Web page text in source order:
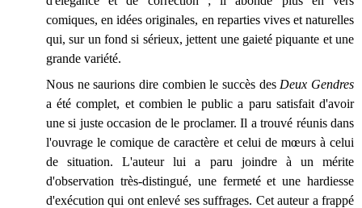
comiques, en idées originales, en reparties vives et naturelles
qui, sur un fond si sérieux, jettent une gaieté piquante et une
grande variété.
Nous ne saurions dire combien le succès des Deux Gendres
a été complet, et combien le public a paru satisfait d'avoir
une si juste occasion de le proclamer. Il a trouvé réunis dans
l'ouvrage le comique de caractère et celui de mœurs à celui
de situation. L'auteur lui a paru joindre à un mérite
d'observation très-distingué, une fermeté et une hardiesse
d'exécution qui ont enlevé ses suffrages. Cet auteur a frappé